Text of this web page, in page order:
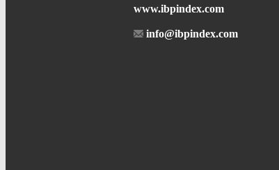
www.ibpindex.com
info@ibpindex.com